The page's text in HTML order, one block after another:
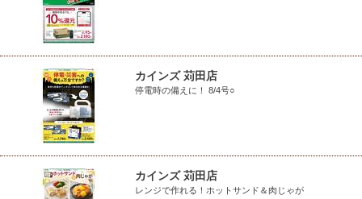
カインズ 苅田店
停電時の備えに！ 8/4号○
カインズ 苅田店
レンジで作れる！ホットサンド＆肉じゃが